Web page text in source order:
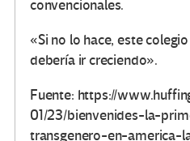
convencionales.
«Si no lo hace, este
debería ir creciendo».
Fuente: https://
01/23/bienvenides-la-
transgenero-en-america-